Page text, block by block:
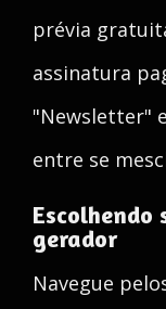
prévia
assinatura
"Newsletter"
entre se
Escolhendo
gerador
Navegue